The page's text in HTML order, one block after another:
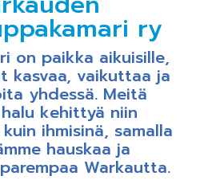
ry
on paikka aikuisille,
kasvaa, vaikuttaa ja
yhdessä. Meitä
kehittyä niin
ihmisinä, samalla
hauskaa ja
Warkautta.